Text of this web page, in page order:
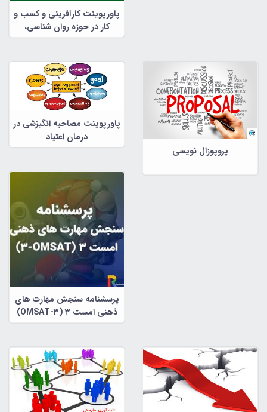
پاورپوینت کارآفرینی و کسب و
کار در حوزه روان شناسی،
مشاوره و علوم تربیتی
پروپوزال نویسی
پاورپوینت مصاحبه انگیزشی در
درمان اعتیاد
پرسشنامه سنجش مهارت های
ذهنی امست ۳ (OMSAT-3)